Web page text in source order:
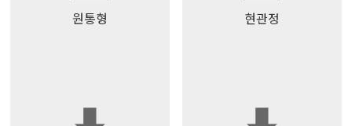
원통형 현관정